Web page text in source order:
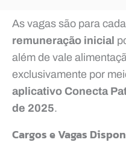
As vagas são para
remuneração inicial
além de vale
exclusivamente por
aplicativo Conecta
de 2025.
Cargos e Vagas